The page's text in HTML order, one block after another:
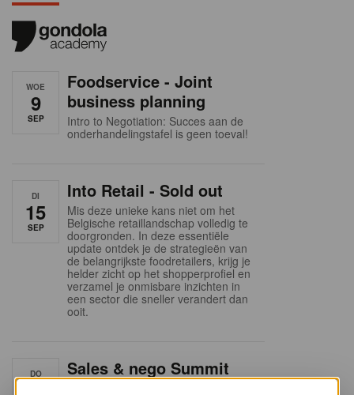
WOE
9
SEP
Foodservice - Joint
business planning
Intro to Negotiation: Succes aan de
onderhandelingstafel is geen toeval!
DI
15
SEP
Into Retail - Sold out
Mis deze unieke kans niet om het
Belgische retaillandschap volledig te
doorgronden. In deze essentiële
update ontdek je de strategieën van
de belangrijkste foodretailers, krijg je
helder zicht op het shopperprofiel en
verzamel je onmisbare inzichten in
een sector die sneller verandert dan
ooit.
DO
Sales & nego Summit
2026